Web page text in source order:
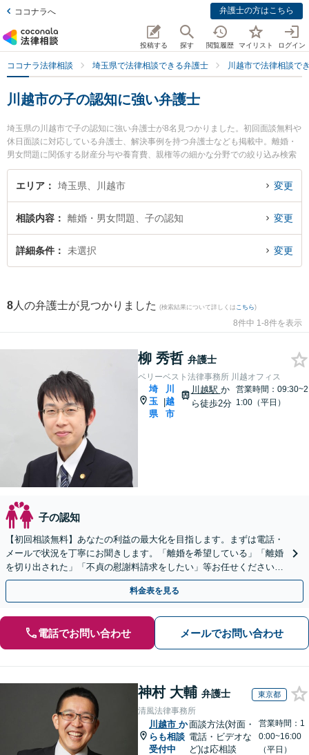
ココナラへ 弁護士の方はこちら
投稿する 探す 閲覧履歴 マイリスト ログイン
ココナラ法律相談 埼玉県で法律相談できる弁護士 川越市で法律相談で
川越市の子の認知に強い弁護士
埼玉県の川越市で子の認知に強い弁護士が8名見つかりました。初回面談無料や
休日面談に対応している弁護士、解決事例を持つ弁護士なども掲載中。離婚・
男女問題に関係する財産分与や養育費、親権等の細かな分野での絞り込み検索
もでき便利です。特にベリーベスト法律事務所 川越オフィスの柳 秀哲弁護士や
大森三起子法律事務所の大森 三起子弁護士、アレテー法律事務所の岡本 卓大弁
い』『子の認知のトラブル解決の実績豊富な近くの弁護士を検索したい』『初
回相談無料で子の認知を法律相談できる川越市内の弁護士に相談予約したい』
などでお困りの相談者さんにおすすめです。
エリア 埼玉県、川越市 変更
相談内容 離婚・男女問題、子の認知 変更
詳細条件 未選択 変更
8 人の弁護士が見つかりました (検索結果について詳しくは こちら)
8件中 1-8件を表示
柳 秀哲 弁護士
ベリーベスト法律事務所 川越オフィス
埼
玉
県
|
川
越
市
川越駅 か
ら徒歩2分
営業時間：09:30~2
1:00（平日）
子の認知
【初回相談無料】あなたの利益の最大化を目指します。まずは電話・
メールで状況を丁寧にお聞きします。「離婚を希望している」「離婚
を切り出された」「不貞の慰謝料請求をしたい」等お任せください。
【リーズナブルな料金設定】
料金表を見る
電話でお問い合わせ メールでお問い合わせ
神村 大輔 弁護士 東京都
清風法律事務所
川越市 か
らも相談
受付中
面談方法(対面・
電話・ビデオな
ど)は応相談
営業時間：1
0:00~16:00
（平日）